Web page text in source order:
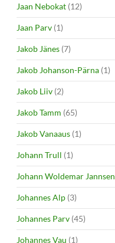
Jaan Nebokat (12)
Jaan Parv (1)
Jakob Jänes (7)
Jakob Johanson-Pärna (1)
Jakob Liiv (2)
Jakob Tamm (65)
Jakob Vanaaus (1)
Johann Trull (1)
Johann Woldemar Jannsen
Johannes Alp (3)
Johannes Parv (45)
Johannes Vau (1)